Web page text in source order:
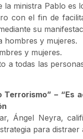
la ministra Pablo
con el fin de
su
hombres y mujeres.
y mujeres.
a todas las
Terrorismo” –
Ángel Neyra,
para distraer